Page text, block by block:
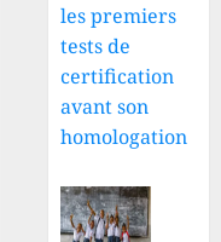
les premiers
tests de
certification
avant son
homologation